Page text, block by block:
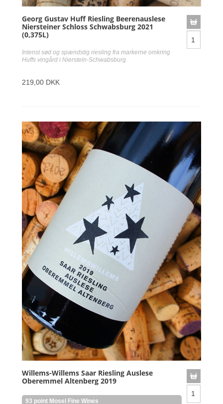
Georg Gustav Huff Riesling Beerenauslese
Niersteiner Schloss Schwabsburg 2021
(0,375L)
Intenst sød og spændstig riesling fra markerne omkring
Huffs vingård i Nierstein-Schwabsburg.
219,00 DKK
Willems-Willems Saar Riesling Auslese
Oberemmel Altenberg 2019
93 point Mosel Fine Wines